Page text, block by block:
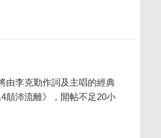
由李克勤作詞及主唱的經典
顛沛流離》，開帖不足20小